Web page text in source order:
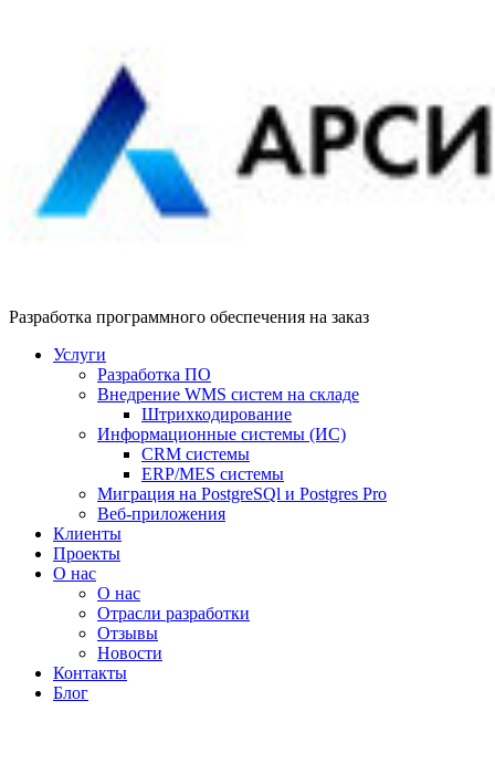
Разработка программного обеспечения на заказ
Услуги
Разработка ПО
Внедрение WMS систем на складе
Штрихкодирование
Информационные системы (ИС)
CRM системы
ERP/MES системы
Миграция на PostgreSQl и Postgres Pro
Веб-приложения
Клиенты
Проекты
О нас
О нас
Отрасли разработки
Отзывы
Новости
Контакты
Блог